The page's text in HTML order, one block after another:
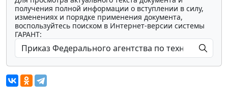
получения полной информации о вступлении в силу,
изменениях и порядке применения документа,
воспользуйтесь поиском в Интернет-версии системы
ГАРАНТ: